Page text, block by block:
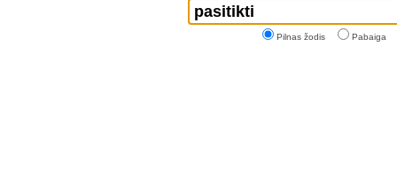
Pilnas žodis Pabaiga